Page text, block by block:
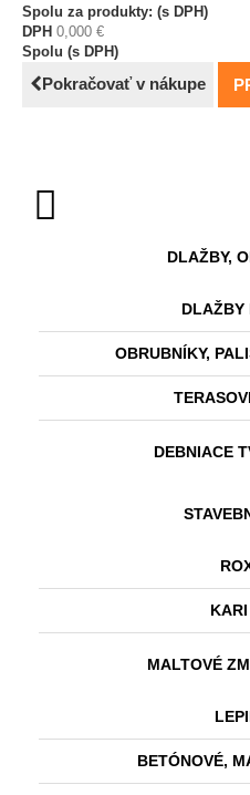
Spolu za produkty: (s DPH)
DPH 0,000 €
Spolu (s DPH)
Pokračovať v nákupe
DLAŽBY,
DLAŽBY
OBRUBNÍKY,
DEBNIACE
MALTOVÉ
BETÓNOVÉ,